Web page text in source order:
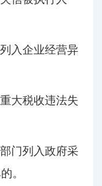
入企业经营异
大税收违法失
门列入政府采
。